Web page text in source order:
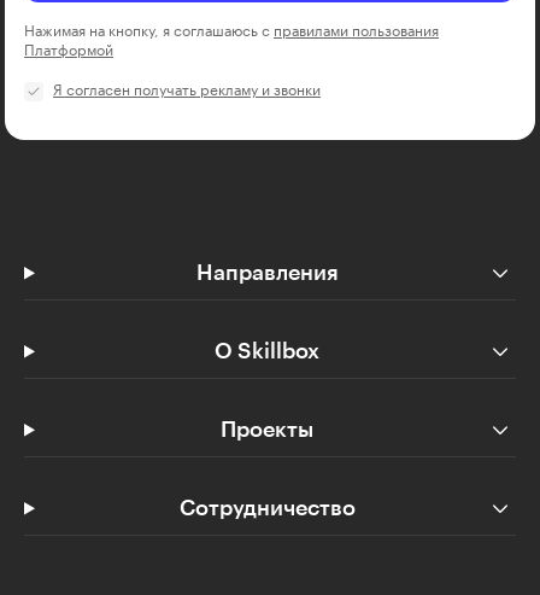
Нажимая на кнопку, я соглашаюсь с правилами пользования
Платформой
Я согласен получать рекламу и звонки
Направления
О Skillbox
Проекты
Сотрудничество